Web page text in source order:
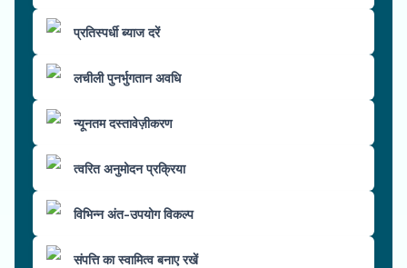
प्रतिस्पर्धी ब्याज दरें
लचीली पुनर्भुगतान अवधि
न्यूनतम दस्तावेज़ीकरण
त्वरित अनुमोदन प्रक्रिया
विभिन्न अंत-उपयोग विकल्प
संपत्ति का स्वामित्व बनाए रखें